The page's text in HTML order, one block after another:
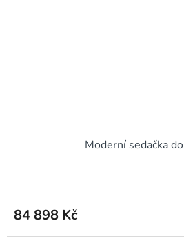
Moderní sedačka
84 898 Kč